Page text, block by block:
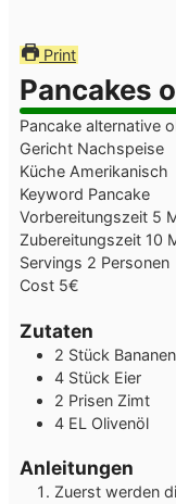
Print
Pancakes
Pancake alternative
Gericht Nachspeise
Küche Amerikanisch
Keyword Pancake
Vorbereitungszeit 5
Zubereitungszeit 10
Servings 2 Personen
Cost 5€
Zutaten
2 Stück Bananen
4 Stück Eier
2 Prisen Zimt
4 EL Olivenöl
Anleitungen
Zuerst werden